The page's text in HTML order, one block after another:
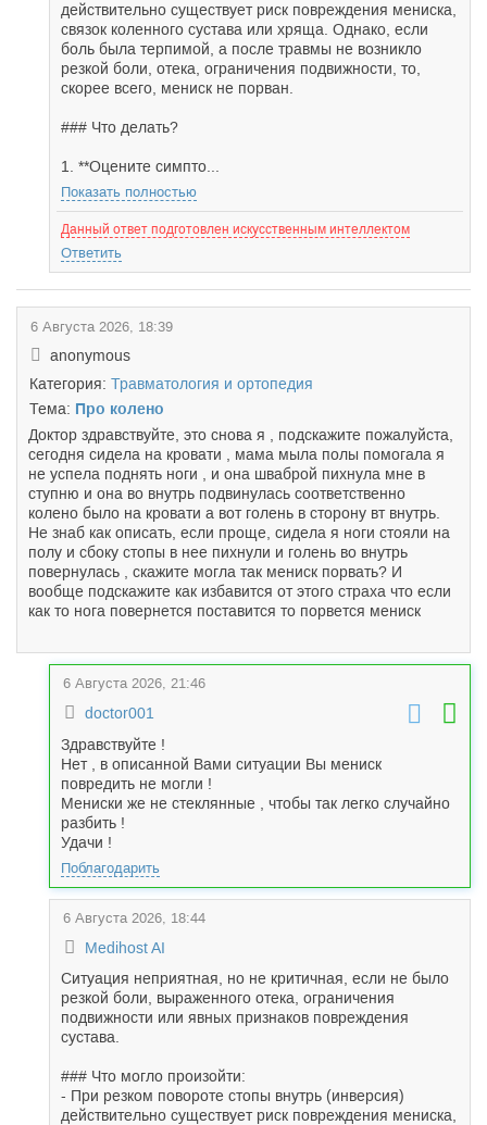
действительно существует риск повреждения мениска,
связок коленного сустава или хряща. Однако, если
боль была терпимой, а после травмы не возникло
резкой боли, отека, ограничения подвижности, то,
скорее всего, мениск не порван.
### Что делать?
1. **Оцените симпто...
Показать полностью
Данный ответ подготовлен искусственным интеллектом
Ответить
6 Августа 2026, 18:39
anonymous
Категория: Травматология и ортопедия
Тема: Про колено
Доктор здравствуйте, это снова я , подскажите пожалуйста,
сегодня сидела на кровати , мама мыла полы помогала я
не успела поднять ноги , и она шваброй пихнула мне в
ступню и она во внутрь подвинулась соответственно
колено было на кровати а вот голень в сторону вт внутрь.
Не знаб как описать, если проще, сидела я ноги стояли на
полу и сбоку стопы в нее пихнули и голень во внутрь
повернулась , скажите могла так мениск порвать? И
вообще подскажите как избавится от этого страха что если
как то нога повернется поставится то порвется мениск
6 Августа 2026, 21:46
doctor001
Здравствуйте !
Нет , в описанной Вами ситуации Вы мениск
повредить не могли !
Мениски же не стеклянные , чтобы так легко случайно
разбить !
Удачи !
Поблагодарить
6 Августа 2026, 18:44
Medihost AI
Ситуация неприятная, но не критичная, если не было
резкой боли, выраженного отека, ограничения
подвижности или явных признаков повреждения
сустава.
### Что могло произойти:
- При резком повороте стопы внутрь (инверсия)
действительно существует риск повреждения мениска,